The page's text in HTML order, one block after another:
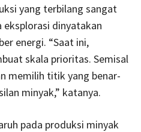
yang terbilang sangat
dinyatakan
energi. “Saat ini,
skala prioritas. Semisal
memilih titik yang benar-
minyak,” katanya.
pada produksi minyak